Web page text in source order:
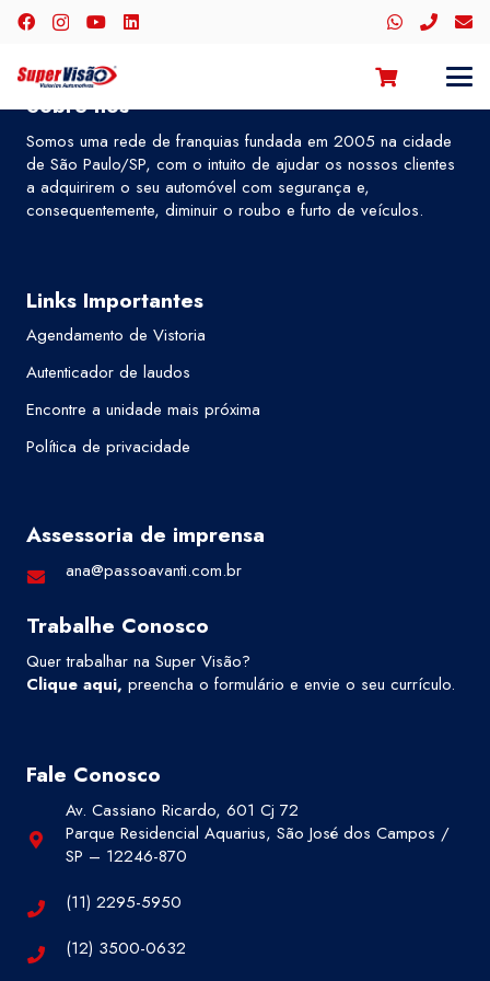
Sobre nós
Somos uma rede de franquias fundada em 2005 na cidade
de São Paulo/SP, com o intuito de ajudar os nossos clientes
a adquirirem o seu automóvel com segurança e,
consequentemente, diminuir o roubo e furto de veículos.
Links Importantes
Agendamento de Vistoria
Autenticador de laudos
Encontre a unidade mais próxima
Política de privacidade
Assessoria de imprensa
ana@passoavanti.com.br
Trabalhe Conosco
Quer trabalhar na Super Visão?
Clique aqui, preencha o formulário e envie o seu currículo.
Fale Conosco
Av. Cassiano Ricardo, 601 Cj 72
Parque Residencial Aquarius, São José dos Campos /
SP – 12246-870
(11) 2295-5950
(12) 3500-0632